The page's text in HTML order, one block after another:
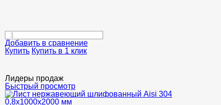
Добавить в сравнение
Купить Купить в 1 клик
Лидеры продаж
Быстрый просмотр